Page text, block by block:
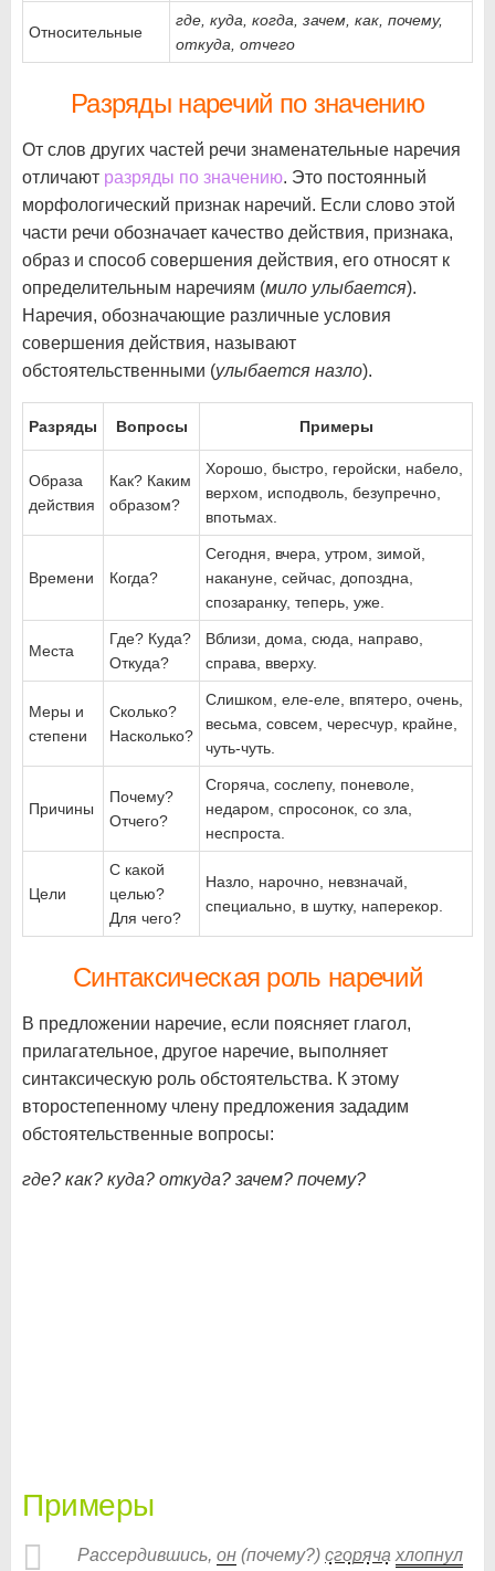
Относительные
где, куда, когда, зачем, как, почему,
откуда, отчего
Разряды наречий по значению
От слов других частей речи знаменательные наречия
отличают разряды по значению. Это постоянный
морфологический признак наречий. Если слово этой
части речи обозначает качество действия, признака,
образ и способ совершения действия, его относят к
определительным наречиям (мило улыбается).
Наречия, обозначающие различные условия
совершения действия, называют
обстоятельственными (улыбается назло).
Разряды Вопросы Примеры
Образа
действия
Как? Каким
образом?
Хорошо, быстро, геройски, набело,
верхом, исподволь, безупречно,
впотьмах.
Времени Когда?
Сегодня, вчера, утром, зимой,
накануне, сейчас, допоздна,
спозаранку, теперь, уже.
Места
Где? Куда?
Откуда?
Вблизи, дома, сюда, направо,
справа, вверху.
Меры и
степени
Сколько?
Насколько?
Слишком, еле-еле, впятеро, очень,
весьма, совсем, чересчур, крайне,
чуть-чуть.
Причины
Почему?
Отчего?
Сгоряча, сослепу, поневоле,
недаром, спросонок, со зла,
неспроста.
Цели
С какой
целью?
Для чего?
Назло, нарочно, невзначай,
специально, в шутку, наперекор.
Синтаксическая роль наречий
В предложении наречие, если поясняет глагол,
прилагательное, другое наречие, выполняет
синтаксическую роль обстоятельства. К этому
второстепенному члену предложения зададим
обстоятельственные вопросы:
где? как? куда? откуда? зачем? почему?
Примеры
Рассердившись, он (почему?) сгоряча хлопнул